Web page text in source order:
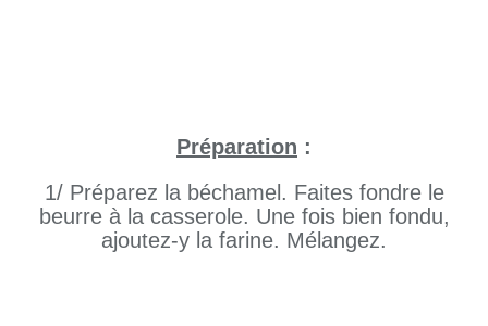
Préparation :
1/ Préparez la béchamel. Faites fondre le
beurre à la casserole. Une fois bien fondu,
ajoutez-y la farine. Mélangez.